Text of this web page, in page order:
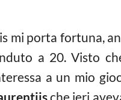
mi porta fortuna,
a 20. Visto
a un mio
che ieri